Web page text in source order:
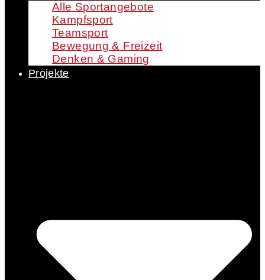
Alle Sportangebote
Kampfsport
Teamsport
Bewegung & Freizeit
Denken & Gaming
Projekte